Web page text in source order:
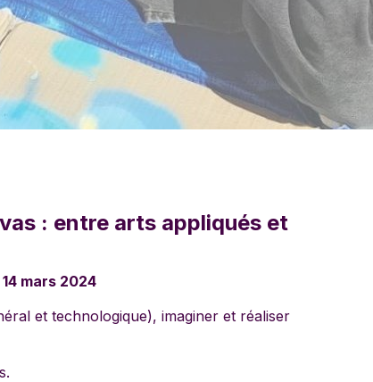
: entre arts appliqués et
mars 2024
et technologique), imaginer et réaliser